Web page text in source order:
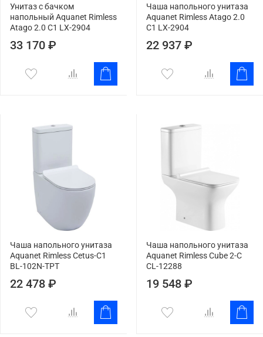
Унитаз с бачком
напольный Aquanet Rimless
Atago 2.0 C1 LX-2904
33 170 ₽
Чаша напольного унитаза
Aquanet Rimless Atago 2.0
C1 LX-2904
22 937 ₽
Чаша напольного унитаза
Aquanet Rimless Cetus-C1
BL-102N-TPT
22 478 ₽
Чаша напольного унитаза
Aquanet Rimless Cube 2-C
CL-12288
19 548 ₽